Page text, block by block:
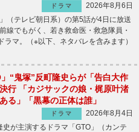
ドラマ
2026年8月6日
（テレビ朝日系）の第5話が4日に放送
でもがく、若き救命医・救急隊員・
マ。（※以下、ネタバレを含みます）
」“鬼塚”反町隆史らが「告白大作
行 「カジサックの娘・梶原叶渚
る」「黒幕の正体は誰」
ドラマ
2026年8月4日
が主演するドラマ「GTO」（カンテ